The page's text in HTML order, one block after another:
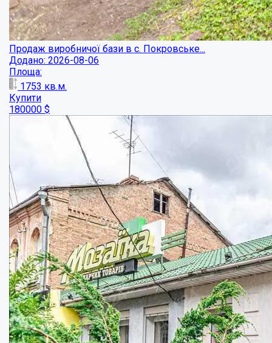
Продаж виробничої бази в с. Покровське...
Додано: 2026-08-06
Площа:
1753 кв.м.
Купити
180000 $